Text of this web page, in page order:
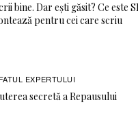
bine. Dar ești găsit? Ce este
pentru cei care scriu
EXPERTULUI
secretă a Repausului